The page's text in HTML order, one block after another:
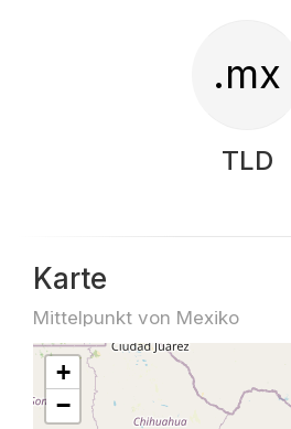
.mx
TLD
Karte
Mittelpunkt von Mexiko
+
−